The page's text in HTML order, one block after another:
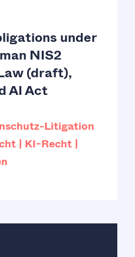
under
NIS2
(draft),
AI Act
Litigation
KI-Recht